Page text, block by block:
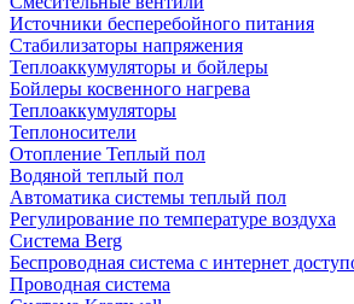
Источники бесперебойного питания
Стабилизаторы напряжения
Теплоаккумуляторы и бойлеры
Бойлеры косвенного нагрева
Теплоаккумуляторы
Теплоносители
Отопление Теплый пол
Водяной теплый пол
Автоматика системы теплый пол
Регулирование по температуре воздуха
Система Berg
Беспроводная система с интернет
Проводная система